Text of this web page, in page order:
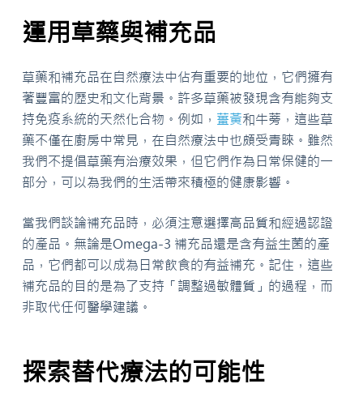
運用草藥與補充品
草藥和補充品在自然療法中佔有重要的地位，它們擁有
著豐富的歷史和文化背景。許多草藥被發現含有能夠支
持免疫系統的天然化合物。例如， 薑黃和牛蒡，這些草
藥不僅在廚房中常見，在自然療法中也頗受青睞。雖然
我們不提倡草藥有治療效果，但它們作為日常保健的一
部分，可以為我們的生活帶來積極的健康影響。
當我們談論補充品時，必須注意選擇高品質和經過認證
的產品。無論是Omega-3 補充品還是含有益生菌的產
品，它們都可以成為日常飲食的有益補充。記住，這些
補充品的目的是為了支持「調整過敏體質」的過程，而
非取代任何醫學建議。
探索替代療法的可能性